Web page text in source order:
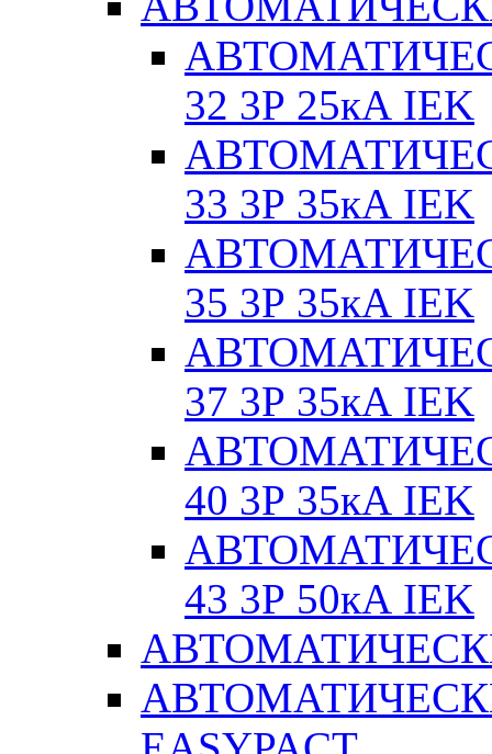
32 3Р 25кА IEK
33 3Р 35кА IEK
35 3Р 35кА IEK
37 3Р 35кА IEK
40 3Р 35кА IEK
43 3Р 50кА IEK